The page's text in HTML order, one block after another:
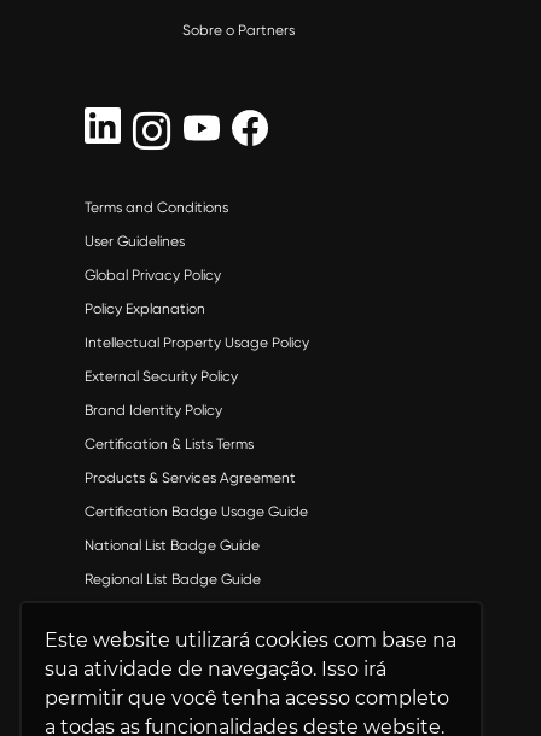
Este website utilizará cookies com base na
sua atividade de navegação. Isso irá
permitir que você tenha acesso completo
a todas as funcionalidades deste website.
Sobre o Partners
Terms and Conditions
User Guidelines
Global Privacy Policy
Policy Explanation
Intellectual Property Usage Policy
External Security Policy
Brand Identity Policy
Certification & Lists Terms
Products & Services Agreement
Certification Badge Usage Guide
National List Badge Guide
Regional List Badge Guide
U.S. Best Workplaces™ List Guidelines